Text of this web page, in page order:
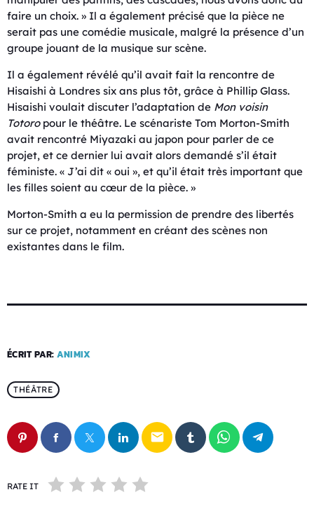
faire un choix. » Il a également précisé que la pièce ne
serait pas une comédie musicale, malgré la présence d’un
groupe jouant de la musique sur scène.
Il a également révélé qu’il avait fait la rencontre de
Hisaishi à Londres six ans plus tôt, grâce à Phillip Glass.
Hisaishi voulait discuter l’adaptation de Mon voisin
Totoropour le théâtre. Le scénariste Tom Morton-Smith
avait rencontré Miyazaki au japon pour parler de ce
projet, et ce dernier lui avait alors demandé s’il était
féministe. « J’ai dit « oui », et qu’il était très important que
les filles soient au cœur de la pièce. »
Morton-Smith a eu la permission de prendre des libertés
sur ce projet, notamment en créant des scènes non
existantes dans le film.
ÉCRIT PAR: ANIMIX
THÉÂTRE
email
RATE IT